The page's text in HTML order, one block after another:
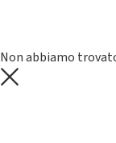
Non abbiamo